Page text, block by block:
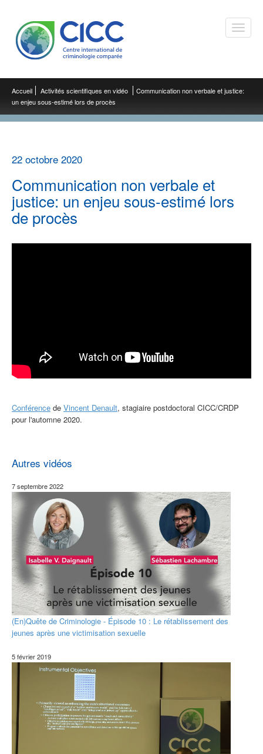
Toggle
Accueil Activités scientifiques en vidéo
Communication non verbale et justice:
un enjeu sous-estimé lors de procès
22 octobre 2020
Communication non verbale et
justice: un enjeu sous-estimé lors
de procès
Conférence de Vincent Denault, stagiaire postdoctoral CICC/CRDP
pour l'automne 2020.
Autres vidéos
7 septembre 2022
(En)Quête de Criminologie - Épisode 10 : Le rétablissement des
jeunes après une victimisation sexuelle
5 février 2019